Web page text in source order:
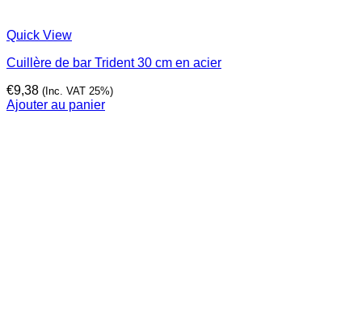
Quick View
Cuillère de bar Trident 30 cm en acier
€9,38 (Inc. VAT 25%)
Ajouter au panier